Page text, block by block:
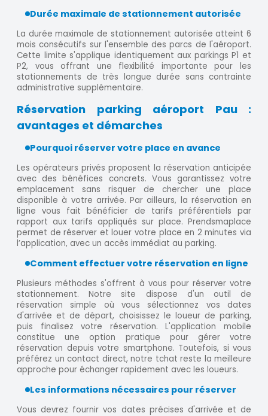
Durée maximale de stationnement autorisée
La durée maximale de stationnement autorisée atteint 6
mois consécutifs sur l'ensemble des parcs de l'aéroport.
Cette limite s'applique identiquement aux parkings P1 et
P2, vous offrant une flexibilité importante pour les
stationnements de très longue durée sans contrainte
administrative supplémentaire.
Réservation parking aéroport Pau :
avantages et démarches
Pourquoi réserver votre place en avance
Les opérateurs privés proposent la réservation anticipée
avec des bénéfices concrets. Vous garantissez votre
emplacement sans risquer de chercher une place
disponible à votre arrivée. Par ailleurs, la réservation en
ligne vous fait bénéficier de tarifs préférentiels par
rapport aux tarifs appliqués sur place. Prendsmaplace
permet de réserver et louer votre place en 2 minutes via
l’application, avec un accès immédiat au parking.
Comment effectuer votre réservation en ligne
Plusieurs méthodes s'offrent à vous pour réserver votre
stationnement. Notre site dispose d'un outil de
réservation simple où vous sélectionnez vos dates
d'arrivée et de départ, choisissez le loueur de parking,
puis finalisez votre réservation. L'application mobile
constitue une option pratique pour gérer votre
réservation depuis votre smartphone. Toutefois, si vous
préférez un contact direct, notre tchat reste la meilleure
approche pour échanger rapidement avec les loueurs.
Les informations nécessaires pour réserver
Vous devrez fournir vos dates précises d'arrivée et de